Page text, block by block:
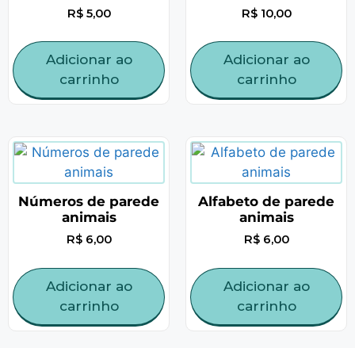
R$5,00
Adicionar ao
carrinho
R$10,00
Adicionar ao
carrinho
Números de parede
animais
R$6,00
Adicionar ao
carrinho
Alfabeto de parede
animais
R$6,00
Adicionar ao
carrinho